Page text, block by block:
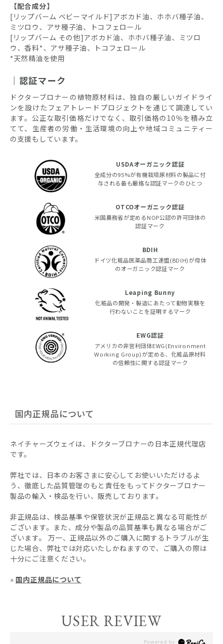
【配合成分】
[リップバーム ベビーマイルド]アボカド油、ホホバ種子油、
ミツロウ、アサ種子油、トコフェロール
[リップバーム その他]アボカド油、ホホバ種子油、ミツロ
ウ、香料*、アサ種子油、トコフェロール
*天然精油を使用
認証マーク
ドクターブロナーの植物原材料は、独自の厳しいガイドライ
ンを設けたフェアトレードプロジェクトを通じて調達してい
ます。公正な取引価格だけでなく、取引価格の10％を積み立
てて、生産者の労働・生活環境の向上や地域コミュニティー
の支援もしています。
USDAオーガニック認証
全成分の95%が有機栽培原材料の製品に付
与される最も厳格な認証マークのひとつ
OTCOオーガニック認証
米国農務省が定めるNOP公認の許可団体の
認証マーク
BDIH
ドイツ化粧品医薬品商工連盟(BDIH)が母体
のオーガニック認証マーク
Leaping Bunny
化粧品の開発・製造にあたって動物実験を
行わないことを証明するマーク
EWG認証
アメリカの非営利団体EWG(Environment
Working Group)が定める、化粧品原材料
の信頼性に関する認証マーク
国内正規品について
ネイチャーズウェイは、ドクターブロナーの日本正規代理店
です。
弊社では、日本のお客さまに安心してお使いいただけるよ
う、徹底した品質管理のもと責任をもってドクターブロナー
製品の輸入・検品を行い、販売しております。
非正規品は、検品基準や保管状況が正規品と異なる可能性が
ございます。また、成分や製品の品質基準も異なる場合がご
ざいます。 万一、正規品以外のご購入に関するトラブルが生
じた場合、弊社では対応いたしかねますので、ご購入の際は
十分にご注意ください。
» 国内正規品について
USER REVIEW